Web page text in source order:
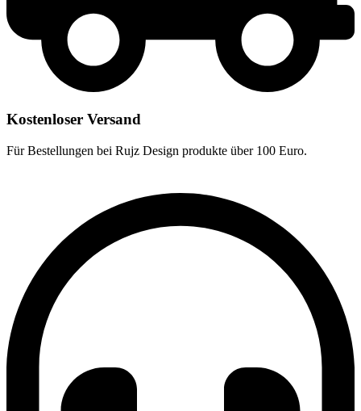
Kostenloser Versand
Für Bestellungen bei Rujz Design produkte über 100 Euro.